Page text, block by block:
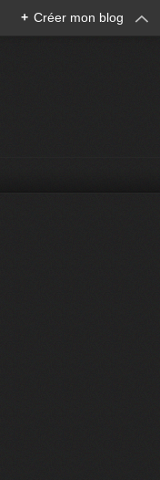
+ Créer mon blog